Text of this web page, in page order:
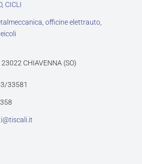
CICLI
, officine elettrauto,
CHIAVENNA (SO)
33581